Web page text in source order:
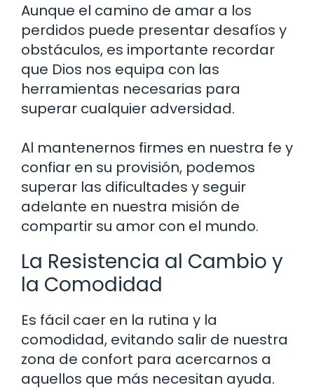
Aunque el camino de amar a los
perdidos puede presentar desafíos y
obstáculos, es importante recordar
que Dios nos equipa con las
herramientas necesarias para
superar cualquier adversidad.
Al mantenernos firmes en nuestra fe y
confiar en su provisión, podemos
superar las dificultades y seguir
adelante en nuestra misión de
compartir su amor con el mundo.
La Resistencia al Cambio y
la Comodidad
Es fácil caer en la rutina y la
comodidad, evitando salir de nuestra
zona de confort para acercarnos a
aquellos que más necesitan ayuda.